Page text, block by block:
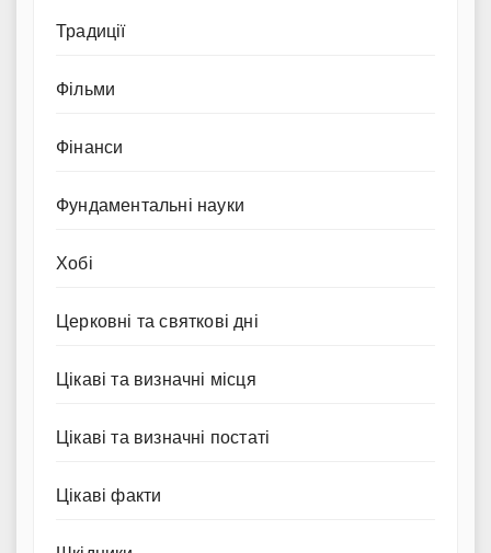
Традиції
Фільми
Фінанси
Фундаментальні науки
Хобі
Церковні та святкові дні
Цікаві та визначні місця
Цікаві та визначні постаті
Цікаві факти